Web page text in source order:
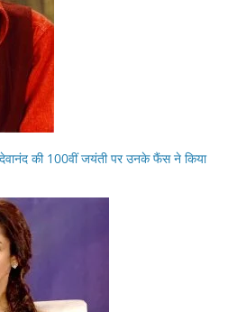
की 100वीं जयंती पर उनके फैंस ने किया